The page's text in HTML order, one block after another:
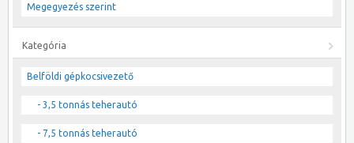
Megegyezés szerint
Kategória
Belföldi gépkocsivezető
- 3,5 tonnás teherautó
- 7,5 tonnás teherautó